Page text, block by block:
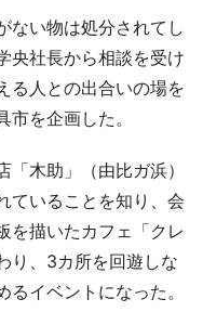
ない物は処分されてし
央社長から相談を受け
る人との出合いの場を
を企画した。
木助」（由比ガ浜）
ていることを知り、会
を描いたカフェ「クレ
り、3カ所を回遊しな
イベントになった。